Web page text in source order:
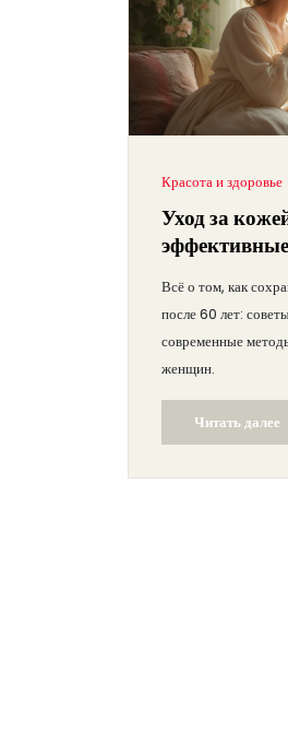
Красота и здоровье
Уход за
Всё о том, как
после 60 лет:
современные
женщин.
Читать далее